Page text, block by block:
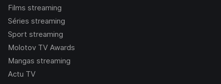
Films streaming
Séries streaming
Sport streaming
Molotov TV Awards
Mangas streaming
Actu TV